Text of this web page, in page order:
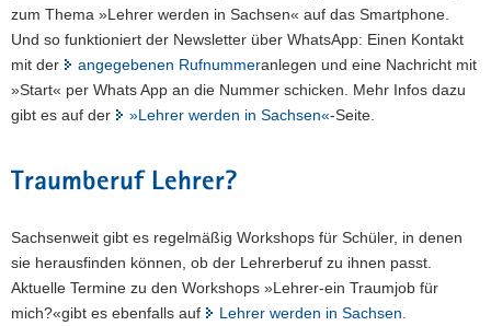
zum Thema »Lehrer werden in Sachsen« auf das Smartphone.
Und so funktioniert der Newsletter über WhatsApp: Einen Kontakt
mit der
angegebenen Rufnummeranlegen und eine Nachricht mit
»Start« per Whats App an die Nummer schicken. Mehr Infos dazu
gibt es auf der
»Lehrer werden in Sachsen«-Seite.
Traumberuf Lehrer?
Sachsenweit gibt es regelmäßig Workshops für Schüler, in denen
sie herausfinden können, ob der Lehrerberuf zu ihnen passt.
Aktuelle Termine zu den Workshops »Lehrer-ein Traumjob für
mich?«gibt es ebenfalls auf
Lehrer werden in Sachsen.